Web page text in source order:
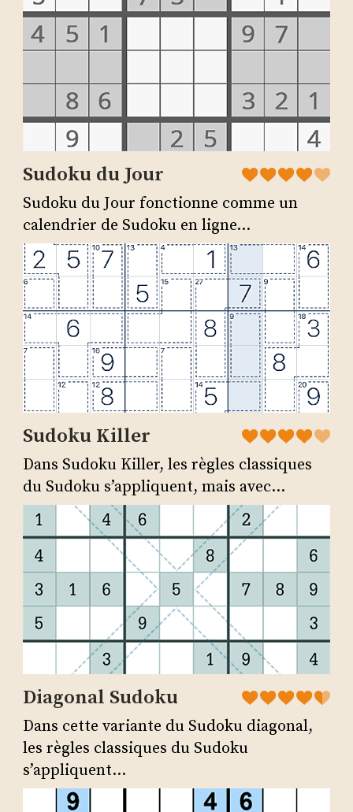
Sudoku du Jour
Sudoku du Jour fonctionne comme un
calendrier de Sudoku en ligne...
Sudoku Killer
Dans Sudoku Killer, les règles classiques
du Sudoku s’appliquent, mais avec...
Diagonal Sudoku
Dans cette variante du Sudoku diagonal,
les règles classiques du Sudoku
s’appliquent...